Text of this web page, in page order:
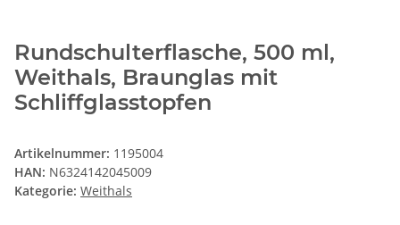
Rundschulterflasche, 500 ml,
Weithals, Braunglas mit
Schliffglasstopfen
Artikelnummer: 1195004
HAN: N6324142045009
Kategorie: Weithals